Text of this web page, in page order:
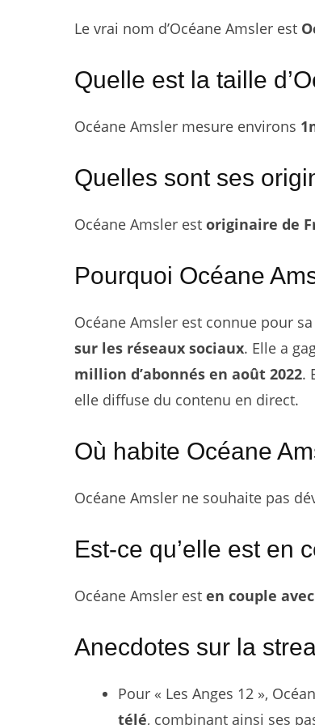
Le vrai nom d’Océane Amsler est
Quelle est la taille
Océane Amsler mesure environs
Quelles sont ses
Océane Amsler est originaire de
Pourquoi Océane
Océane Amsler est connue pour sa
sur les réseaux sociaux. Elle a
million d’abonnés en août 2022.
elle diffuse du contenu en direct.
Où habite Océane
Océane Amsler ne souhaite pas
Est-ce qu’elle est en
Océane Amsler est en couple
Anecdotes sur la
Pour « Les Anges 12 »,
télé, combinant ainsi ses